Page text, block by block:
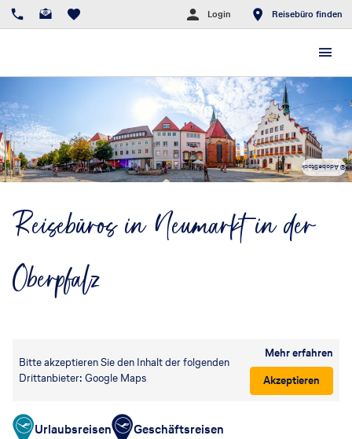
Login Reisebüro finden
© AdobeStock
Reisebüros in Neumarkt in der
Oberpfalz
Bitte akzeptieren Sie den Inhalt der folgenden
Drittanbieter: Google Maps
Mehr erfahren
Akzeptieren
Urlaubsreisen
Geschäftsreisen